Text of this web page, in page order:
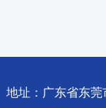
地址：广东省东